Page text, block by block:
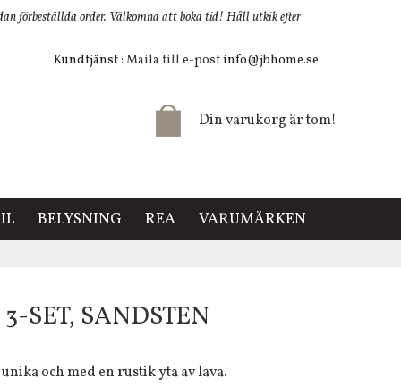
förbeställda order. Välkomna att boka tid! Håll utkik efter
Kundtjänst: Maila till e-post info@jbhome.se
Din varukorg är tom!
BELYSNING REA VARUMÄRKEN
SET, SANDSTEN
och med en rustik yta av lava.